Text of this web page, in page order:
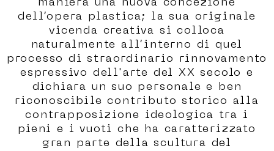
maniera una nuova concezione
dell’opera plastica; la sua originale
vicenda creativa si colloca
naturalmente all’interno di quel
processo di straordinario rinnovamento
espressivo dell'arte del XX secolo e
dichiara un suo personale e ben
riconoscibile contributo storico alla
contrapposizione ideologica tra i
pieni e i vuoti che ha caratterizzato
gran parte della scultura del